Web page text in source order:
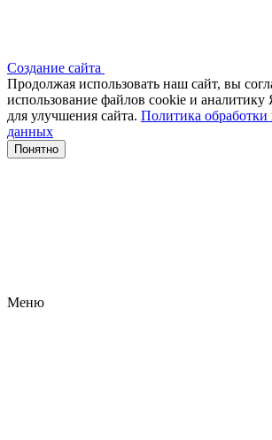
Создание сайта
Продолжая использовать наш сайт, вы
использование файлов сооkіе и
для улучшения сайта. Политика обработки
данных
Понятно
Меню